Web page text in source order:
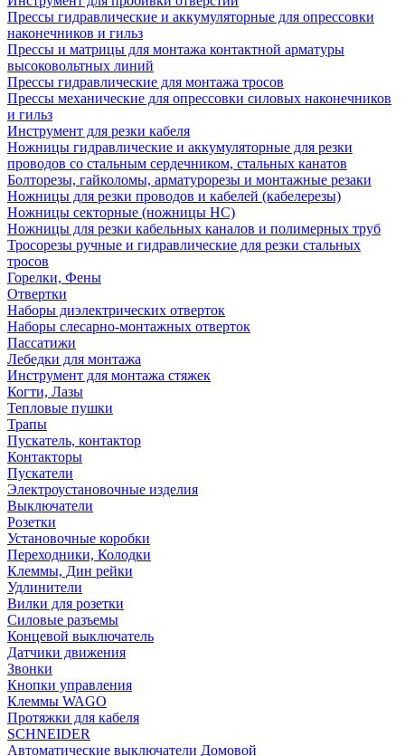
Прессы гидравлические и аккумуляторные для опрессовки
наконечников и гильз
Прессы и матрицы для монтажа контактной арматуры
высоковольтных линий
Прессы гидравлические для монтажа тросов
Прессы механические для опрессовки силовых наконечников
и гильз
Инструмент для резки кабеля
Ножницы гидравлические и аккумуляторные для резки
проводов со стальным сердечником, стальных канатов
Болторезы, гайколомы, арматурорезы и монтажные резаки
Ножницы для резки проводов и кабелей (кабелерезы)
Ножницы секторные (ножницы НС)
Ножницы для резки кабельных каналов и полимерных труб
Тросорезы ручные и гидравлические для резки стальных
тросов
Горелки, Фены
Отвертки
Наборы диэлектрических отверток
Наборы слесарно-монтажных отверток
Пассатижи
Лебедки для монтажа
Инструмент для монтажа стяжек
Когти, Лазы
Тепловые пушки
Трапы
Пускатель, контактор
Контакторы
Пускатели
Электроустановочные изделия
Выключатели
Розетки
Установочные коробки
Переходники, Колодки
Клеммы, Дин рейки
Удлинители
Вилки для розетки
Силовые разъемы
Концевой выключатель
Датчики движения
Звонки
Кнопки управления
Клеммы WAGO
Протяжки для кабеля
SCHNEIDER
Автоматические выключатели Домовой